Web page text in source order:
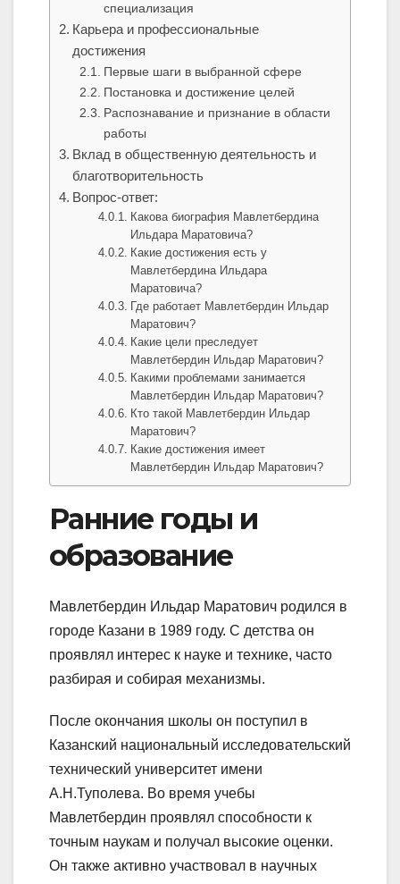
специализация
Карьера и профессиональные
достижения
Первые шаги в выбранной сфере
Постановка и достижение целей
Распознавание и признание в области
работы
Вклад в общественную деятельность и
благотворительность
Вопрос-ответ:
Какова биография Мавлетбердина
Ильдара Маратовича?
Какие достижения есть у
Мавлетбердина Ильдара
Маратовича?
Где работает Мавлетбердин Ильдар
Маратович?
Какие цели преследует
Мавлетбердин Ильдар Маратович?
Какими проблемами занимается
Мавлетбердин Ильдар Маратович?
Кто такой Мавлетбердин Ильдар
Маратович?
Какие достижения имеет
Мавлетбердин Ильдар Маратович?
Ранние годы и
образование
Мавлетбердин Ильдар Маратович родился в
городе Казани в 1989 году. С детства он
проявлял интерес к науке и технике, часто
разбирая и собирая механизмы.
После окончания школы он поступил в
Казанский национальный исследовательский
технический университет имени
А.Н.Туполева. Во время учебы
Мавлетбердин проявлял способности к
точным наукам и получал высокие оценки.
Он также активно участвовал в научных